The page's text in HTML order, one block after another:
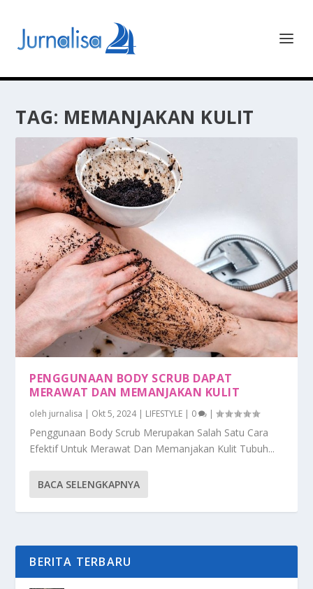
TAG: MEMANJAKAN KULIT
PENGGUNAAN BODY SCRUB DAPAT
MERAWAT DAN MEMANJAKAN KULIT
oleh jurnalisa | Okt 5, 2024| LIFESTYLE | 0 |
Penggunaan Body Scrub Merupakan Salah Satu Cara
Efektif Untuk Merawat Dan Memanjakan Kulit Tubuh...
BACA SELENGKAPNYA
BERITA TERBARU